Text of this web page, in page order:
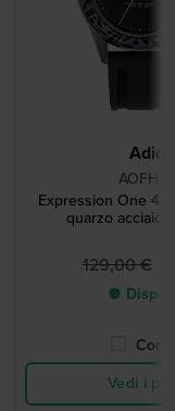
Expression One 44
quarzo acciaio
129,00 €
●
Vedi i